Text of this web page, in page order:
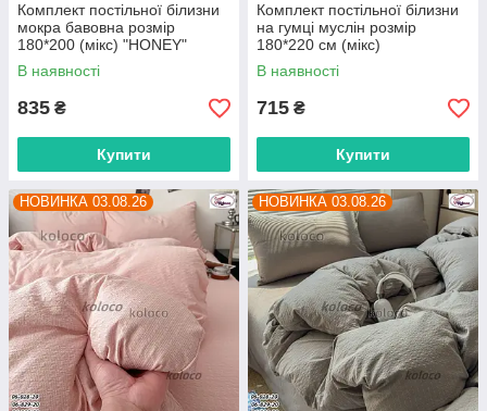
Комплект постільної білизни
мокра бавовна розмір
180*200 (мікс) "HONEY"
недорого від прямого
постачальника
В наявності
835 ₴
Купити
Комплект постільної білизни
на гумці муслін розмір
180*220 см (мікс)
"POSTELKA" недорого від
прямого постачальника
В наявності
715 ₴
Купити
НОВИНКА 03.08.26 НОВИНКА 03.08.26